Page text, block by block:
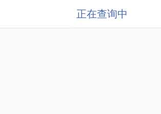
正在查询中